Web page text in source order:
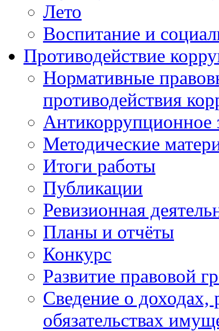
Лето
Воспитание и
Противодействие
Нормативные
противодействия
Антикоррупционное
Методические
Итоги работы
Публикации
Ревизионная
Планы и отчёты
Конкурс
Развитие правовой
Сведение о доходах,
обязательствах